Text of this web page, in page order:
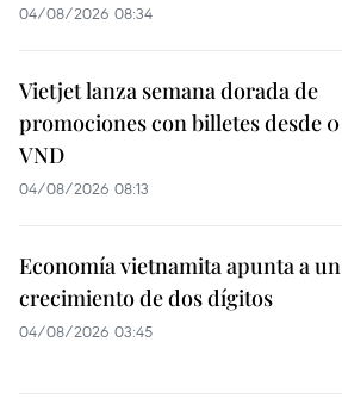
04/08/2026 08:34
Vietjet lanza semana dorada de
promociones con billetes desde 0
VND
04/08/2026 08:13
Economía vietnamita apunta a un
crecimiento de dos dígitos
04/08/2026 03:45